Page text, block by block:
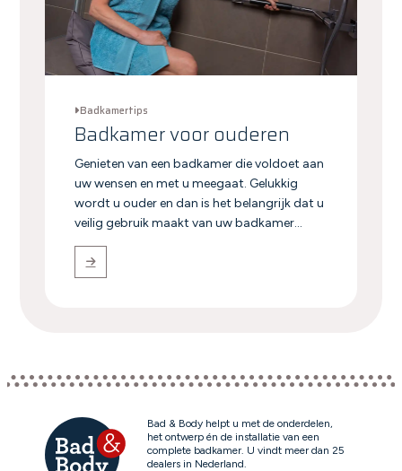
Badkamertips
Badkamer voor ouderen
Genieten van een badkamer die voldoet aan
uw wensen en met u meegaat. Gelukkig
wordt u ouder en dan is het belangrijk dat u
veilig gebruik maakt van uw badkamer...
Bad & Body helpt u met de onderdelen,
het ontwerp én de installatie van een
complete badkamer. U vindt meer dan 25
dealers in Nederland.